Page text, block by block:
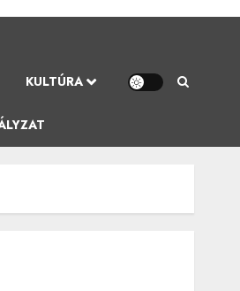
KULTÚRA